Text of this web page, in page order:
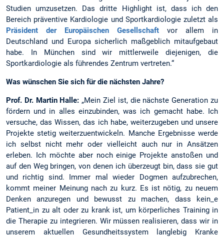
Studien umzusetzen. Das dritte Highlight ist, dass ich den
Bereich präventive Kardiologie und Sportkardiologie zuletzt als
Präsident der Europäischen Gesellschaft vor allem in
Deutschland und Europa sicherlich maßgeblich mitaufgebaut
habe. In München sind wir mittlerweile diejenigen, die
Sportkardiologie als führendes Zentrum vertreten.“
Was wünschen Sie sich für die nächsten Jahre?
Prof. Dr. Martin Halle: „Mein Ziel ist, die nächste Generation zu
fördern und in alles einzubinden, was ich gemacht habe. Ich
versuche, das Wissen, das ich habe, weiterzugeben und unsere
Projekte stetig weiterzuentwickeln. Manche Ergebnisse werde
ich selbst nicht mehr oder vielleicht auch nur in Ansätzen
erleben. Ich möchte aber noch einige Projekte anstoßen und
auf den Weg bringen, von denen ich überzeugt bin, dass sie gut
und richtig sind. Immer mal wieder Dogmen aufzubrechen,
kommt meiner Meinung nach zu kurz. Es ist nötig, zu neuem
Denken anzuregen und bewusst zu machen, dass kein_e
Patient_in zu alt oder zu krank ist, um körperliches Training in
die Therapie zu integrieren. Wir müssen realisieren, dass wir in
unserem aktuellen Gesundheitssystem langlebig Kranke